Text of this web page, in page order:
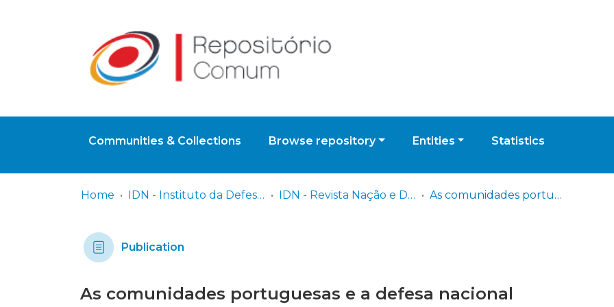
Communities & Collections Browse repository Entities Statistics
Home IDN - Instituto da Defesa Nacional IDN - Revista Nação e Defesa As comunidades portuguesas e a defesa nacional
Publication
As comunidades portuguesas e a defesa nacional